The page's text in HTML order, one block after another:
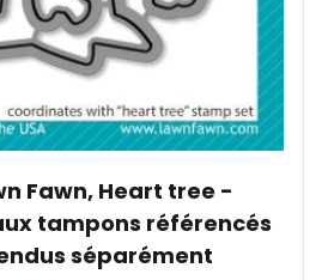
Fawn, Heart tree -
tampons référencés
séparément